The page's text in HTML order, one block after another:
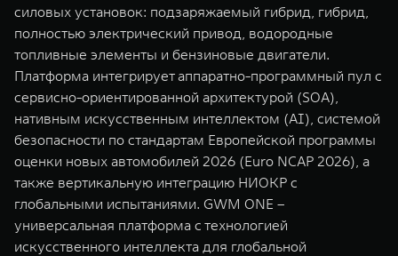
силовых установок: подзаряжаемый гибрид, гибрид,
полностью электрический привод, водородные
топливные элементы и бензиновые двигатели.
Платформа интегрирует аппаратно-программный пул с
сервисно-ориентированной архитектурой (SOA),
нативным искусственным интеллектом (AI), системой
безопасности по стандартам Европейской программы
оценки новых автомобилей 2026 (Euro NCAP 2026), а
также вертикальную интеграцию НИОКР с
глобальными испытаниями. GWM ONE –
универсальная платформа с технологией
искусственного интеллекта для глобальной